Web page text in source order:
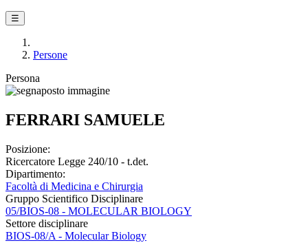
☰
Persone
Persona
FERRARI SAMUELE
Posizione:
Ricercatore Legge 240/10 - t.det.
Dipartimento:
Facoltà di Medicina e Chirurgia
Gruppo Scientifico Disciplinare
05/BIOS-08 - MOLECULAR BIOLOGY
Settore disciplinare
BIOS-08/A - Molecular Biology